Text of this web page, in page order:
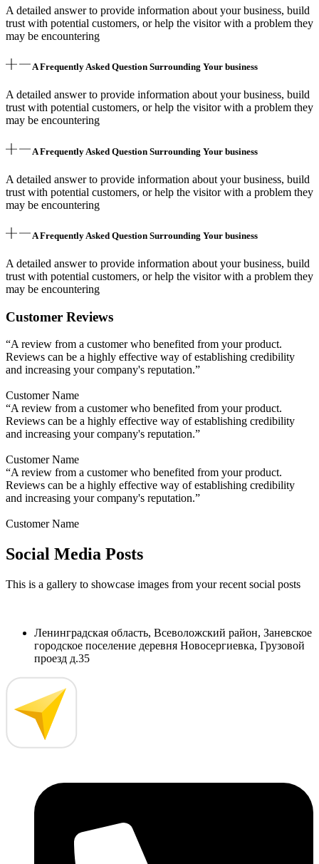
A detailed answer to provide information about your business, build
trust with potential customers, or help the visitor with a problem they
may be encountering
A Frequently Asked Question Surrounding Your business
A detailed answer to provide information about your business, build
trust with potential customers, or help the visitor with a problem they
may be encountering
A Frequently Asked Question Surrounding Your business
A detailed answer to provide information about your business, build
trust with potential customers, or help the visitor with a problem they
may be encountering
A Frequently Asked Question Surrounding Your business
A detailed answer to provide information about your business, build
trust with potential customers, or help the visitor with a problem they
may be encountering
Customer Reviews
“A review from a customer who benefited from your product.
Reviews can be a highly effective way of establishing credibility
and increasing your company's reputation.”
Customer Name
“A review from a customer who benefited from your product.
Reviews can be a highly effective way of establishing credibility
and increasing your company's reputation.”
Customer Name
“A review from a customer who benefited from your product.
Reviews can be a highly effective way of establishing credibility
and increasing your company's reputation.”
Customer Name
Social Media Posts
This is a gallery to showcase images from your recent social posts
Ленинградская область, Всеволожский район, Заневское
городское поселение деревня Новосергиевка, Грузовой
проезд д.35